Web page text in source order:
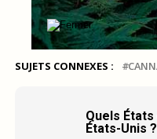
SUJETS CONNEXES :
Quels
États-Unis ?